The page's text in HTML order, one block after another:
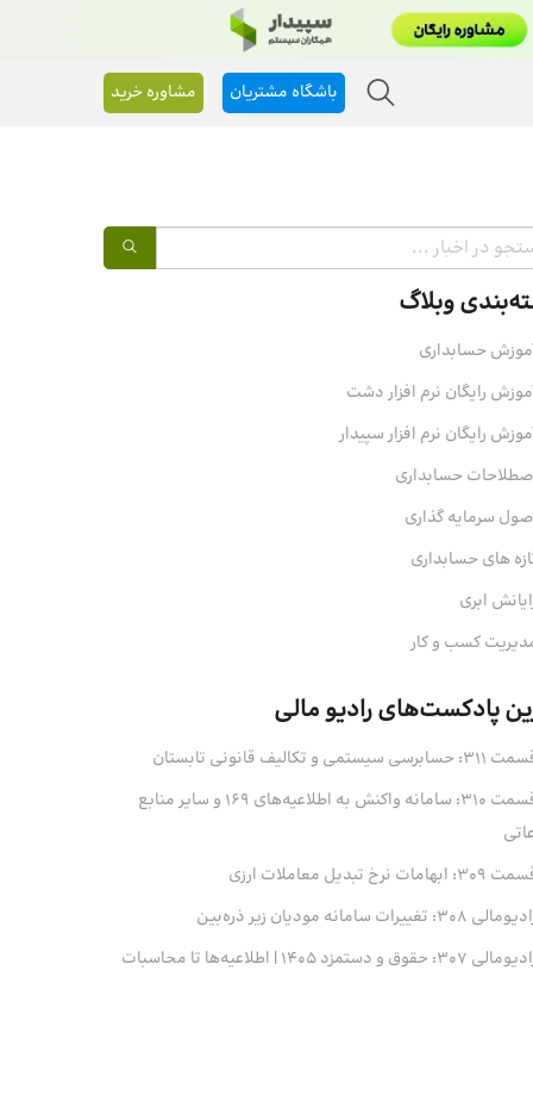
باشگاه مشتریان مشاوره خرید
وبلاگ
حسابداری
رایگان نرم افزار دشت
رایگان نرم افزار سپیدار
حسابداری
سرمایه‌ گذاری
های حسابداری
ابری
کسب و کار
پادکست‌های رادیو مالی
حسابرسی سیستمی و تکالیف قانونی تابستان
قسمت 310: سامانه واکنش به اطلاعیه‌های 169 و سایر منابع
ابهامات نرخ تبدیل معاملات ارزی
308: تغییرات سامانه مودیان زیر ذره‌بین
307: حقوق و دستمزد 1405 | اطلاعیه‌ها تا محاسبات